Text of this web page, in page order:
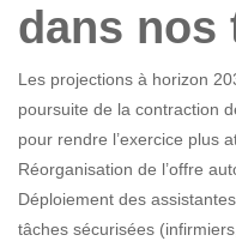
dans nos
Les projections à horizon
poursuite de la contraction
pour rendre l’exercice plus
Réorganisation de l’offre
Déploiement des
tâches sécurisées